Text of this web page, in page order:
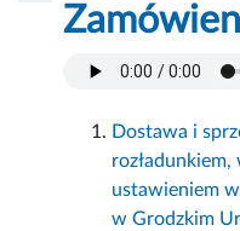
Dostawa i
ustawieniem
w Grodzkim